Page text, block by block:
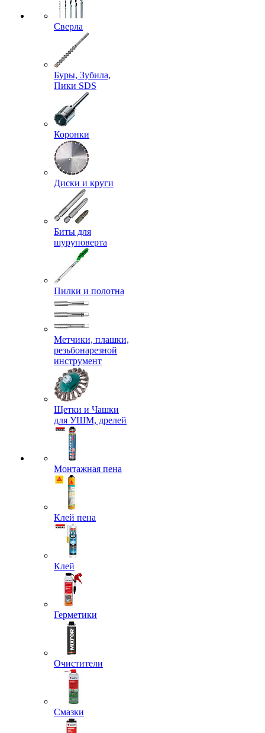
Сверла
Буры, Зубила,
Пики SDS
Коронки
Диски и круги
Биты для
шуруповерта
Пилки и полотна
Метчики, плашки,
резьбонарезной
инструмент
Щетки и Чашки
для УШМ, дрелей
Монтажная пена
Клей пена
Клей
Герметики
Очистители
Смазки